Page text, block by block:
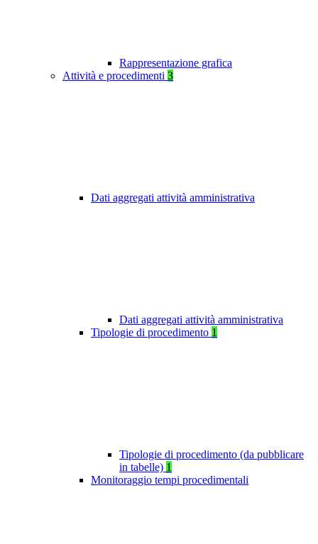
Rappresentazione grafica
Attività e procedimenti 3
Dati aggregati attività amministrativa
Dati aggregati attività amministrativa
Tipologie di procedimento 1
Tipologie di procedimento (da pubblicare
in tabelle) 1
Monitoraggio tempi procedimentali